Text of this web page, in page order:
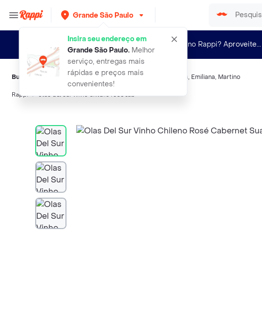
Grande São Paulo
Insira seu endereço em
Grande São Paulo.Melhor
serviço, entregas mais
rápidas e preços mais
convenientes!
Novo no Rappi? Aproveite...
Buscas relacionadas:Vinho rosé,Concha Y Toro Los Vascos, Emiliana, Martino
Rappi olas del sur vinho chileno rose cab